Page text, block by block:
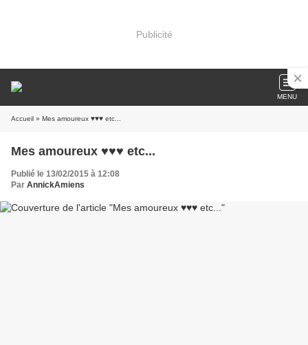
Publicité
MENU
Accueil » Mes amoureux ♥♥♥ etc...
Mes amoureux ♥♥♥ etc...
Publié le 13/02/2015 à 12:08
Par AnnickAmiens